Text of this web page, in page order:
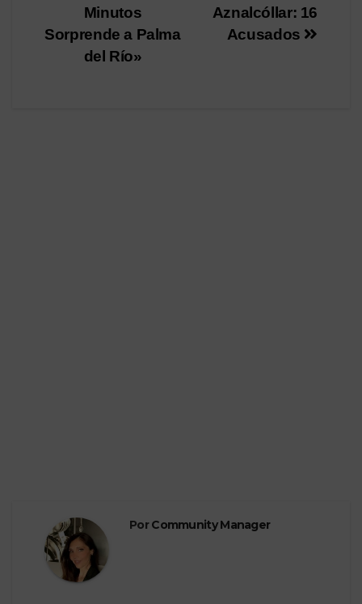
entradas
Aznalcóllar: 16
Acusados
Minutos
Sorprende a Palma
del Río»
PorCommunity Manager